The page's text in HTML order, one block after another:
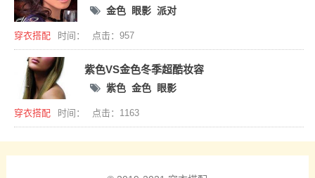
金色 眼影 派对
穿衣搭配 时间： 点击：957
紫色VS金色冬季超酷妆容
紫色 金色 眼影
穿衣搭配 时间： 点击：1163